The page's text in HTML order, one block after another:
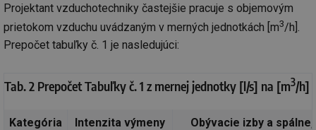
Projektant vzduchotechniky častejšie pracuje s objemovým
prietokom vzduchu uvádzaným v merných jednotkách [m3/h].
Prepočet tabuľky č. 1 je nasledujúci:
Tab. 2 Prepočet Tabuľky č. 1 z mernej jednotky [l/s] na [m3/h]
Kategória
Intenzita výmeny
Obývacie izby a spálne,